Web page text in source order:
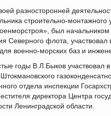
разносторонней
строительно-
был начальником
Северного флота, участвовал
военно-морских баз и
годы В.Л.Быков участвовал
отдела инспекции
директора Центра
Ленинградской области.